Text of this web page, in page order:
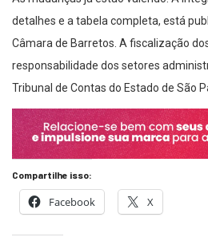
detalhes e a tabela completa, está
Câmara de Barretos. A fiscalização
responsabilidade dos setores
Tribunal de Contas do Estado de São
Compartilhe isso:
Facebook X